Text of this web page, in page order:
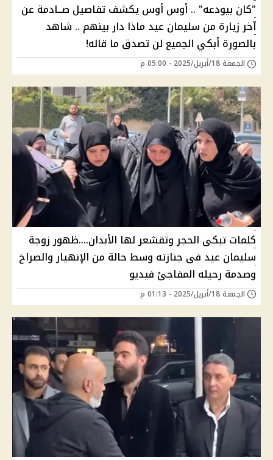
"كان بيودعه" .. أوس أوس يكشف تفاصيل صــادمة عن
آخر زيارة من سليمان عيد ماذا دار بينهم .. شاهد
بالصورة أبكي الجميع لن تصدق ما قاله!
الجمعة 18/أبريل/2025 - 05:00 م
كلمات تبكى الحجر وتقشعر لها الأبدان....ظهور زوجة
سليمان عيد فى جنازته وسط حالة من الإنهيار والصراخ
وصدمة رحيله المفاجئ فيديو
الجمعة 18/أبريل/2025 - 01:13 م